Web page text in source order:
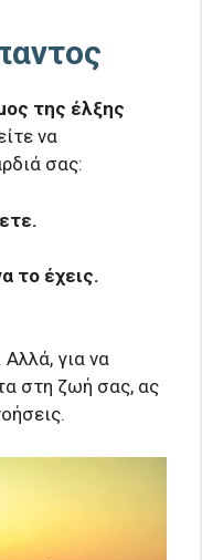
της έλξης
να
σας:
το έχεις.
για να
στη ζωή σας, ας